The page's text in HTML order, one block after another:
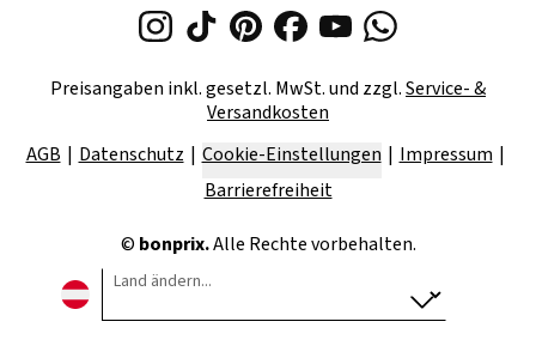
Preisangaben inkl. gesetzl. MwSt. und zzgl.Service- &
Versandkosten
AGB
Datenschutz Cookie-Einstellungen
Impressum
Barrierefreiheit
© bonprix.Alle Rechte vorbehalten.
Land ändern...